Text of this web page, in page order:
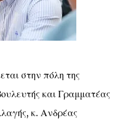
στην πόλη της
και Γραμματέας
κ. Ανδρέας